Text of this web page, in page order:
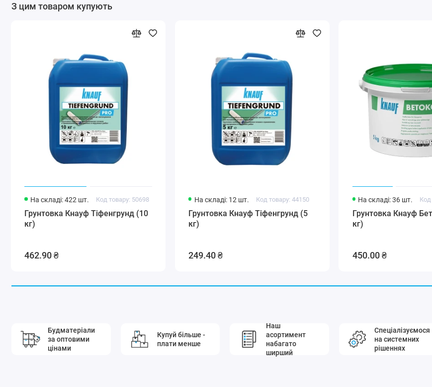
З цим товаром купують
На складі: 422 шт. Код товару: 50698
Грунтовка Кнауф Тіфенгрунд (10
кг)
462.90 ₴
На складі: 12 шт. Код товару: 44150
Грунтовка Кнауф Тіфенгрунд (5
кг)
249.40 ₴
На складі: 36 шт. Код
Грунтовка Кнауф
кг)
450.00 ₴
Будматеріали
за оптовими
цінами
Купуй більше -
плати менше
Наш
асортимент
набагато
ширший
Спеціалізуємося
на системних
рішеннях